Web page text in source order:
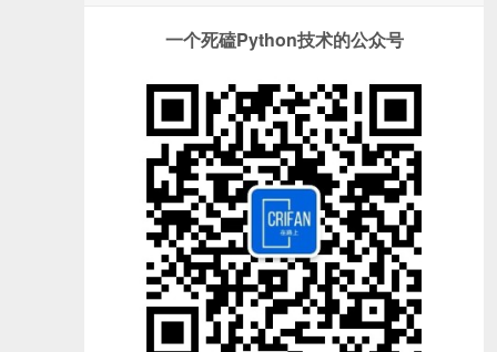
一个死磕Python技术的公众号